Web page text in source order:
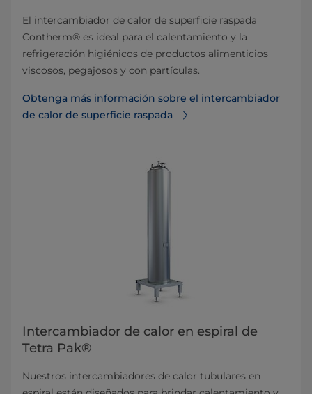
El intercambiador de calor de superficie raspada
Contherm® es ideal para el calentamiento y la
refrigeración higiénicos de productos alimenticios
viscosos, pegajosos y con partículas.
Obtenga más información sobre el intercambiador
de calor de superficie raspada
Intercambiador de calor en espiral de
Tetra Pak®
Nuestros intercambiadores de calor tubulares en